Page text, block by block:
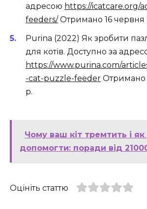
адресою https://icatcare.org/
feeders/Отримано 16 червня
Purina (2022) Як зробити
для котів. Доступно за
https://www.purina.com/
-cat-puzzle-feeder Отримано
р.
Чому ваш кіт тремтить і
допомогти: поради від
Оцініть статтю